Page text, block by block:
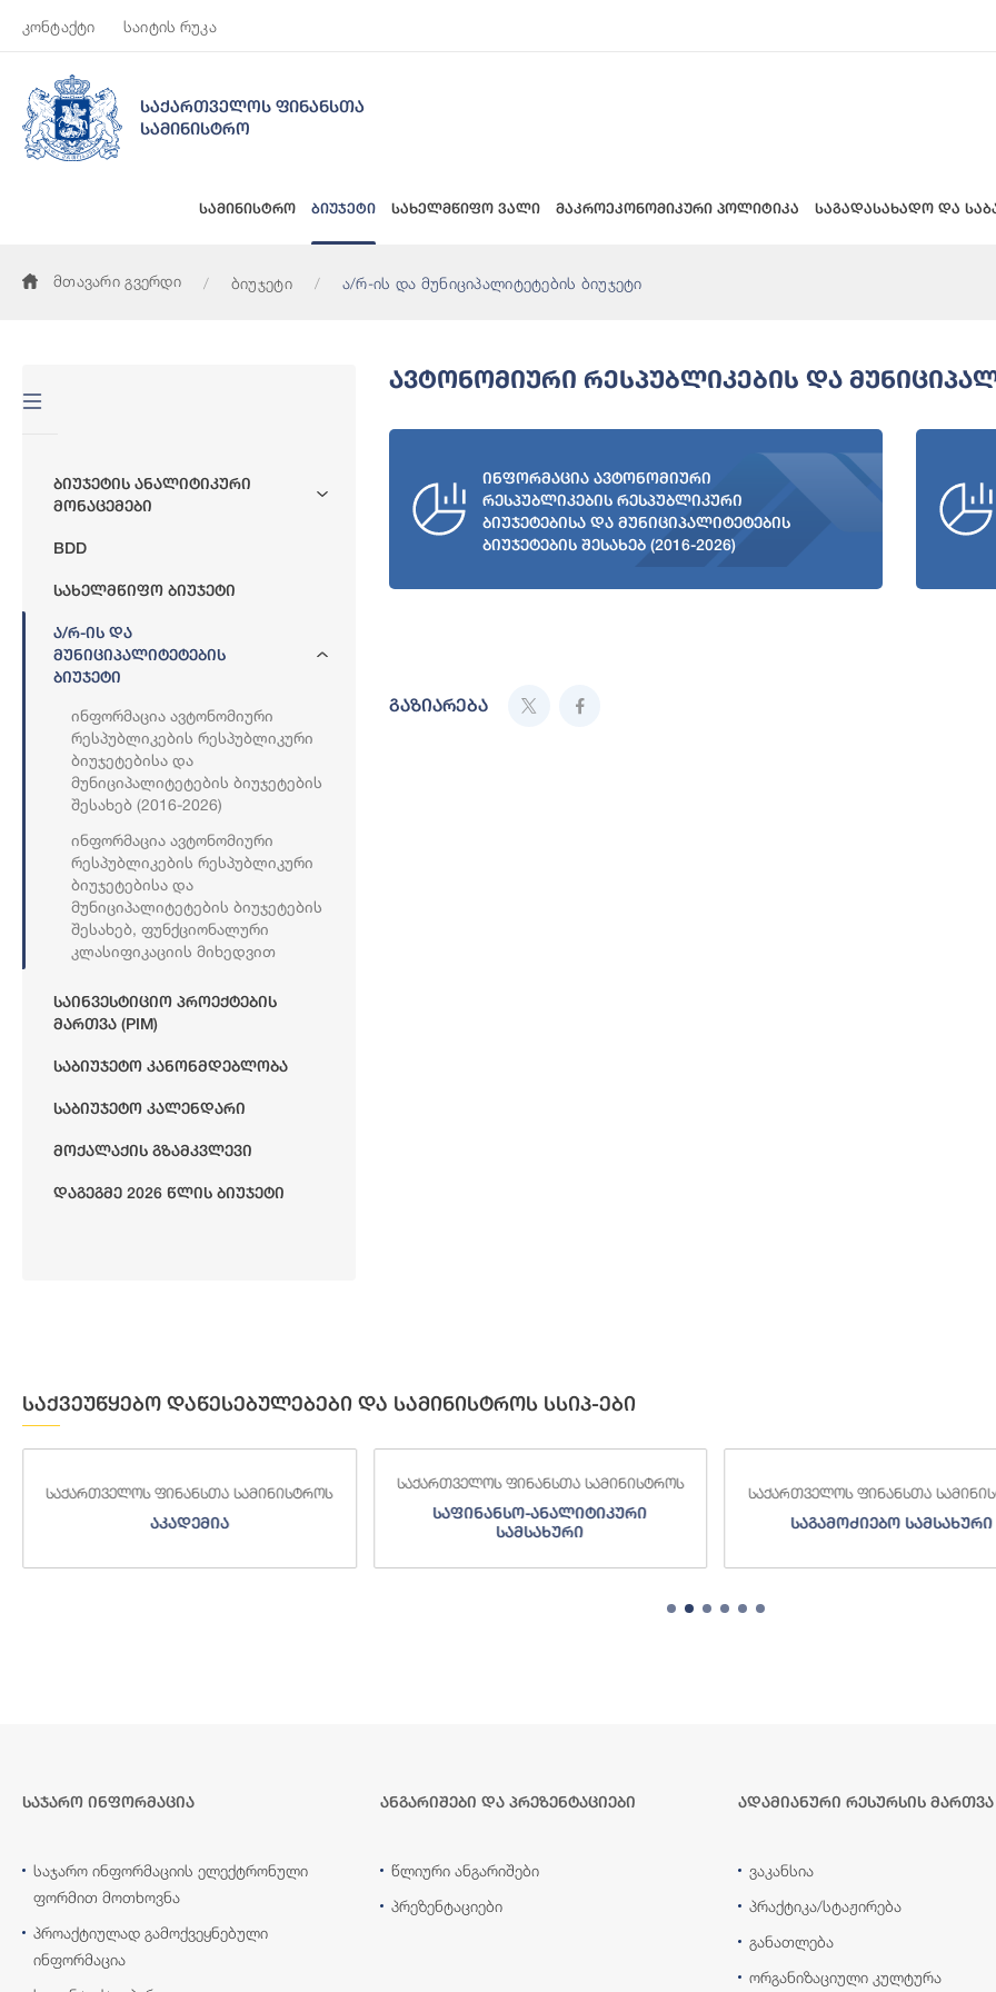
კონტაქტი საიტის რუკა
საქართველოს ფინანსთა
სამინისტრო
სამინისტრო ბიუჯეტი სახელმწიფო ვალი მაკროეკონომიკური პოლიტიკა საგადასახადო და
მთავარი გვერდი ბიუჯეტი ა/რ-ის და მუნიციპალიტეტების ბიუჯეტი
Ბიუჯეტის Ანალიტიკური
Მონაცემები
BDD
Სახელმწიფო Ბიუჯეტი
Ა/რ-Ის Და
Მუნიციპალიტეტების
Ბიუჯეტი
Ინფორმაცია Ავტონომიური
Რესპუბლიკების Რესპუბლიკური
Ბიუჯეტებისა Და
Მუნიციპალიტეტების Ბიუჯეტების
Შესახებ (2016-2026)
Ინფორმაცია Ავტონომიური
Რესპუბლიკების Რესპუბლიკური
Ბიუჯეტებისა Და
Მუნიციპალიტეტების Ბიუჯეტების
Შესახებ, Ფუნქციონალური
Კლასიფიკაციის Მიხედვით
Საინვესტიციო Პროექტების
Მართვა (PIM)
Საბიუჯეტო Კანონმდებლობა
Საბიუჯეტო Კალენდარი
Მოქალაქის Გზამკვლევი
Დაგეგმე 2026 Წლის Ბიუჯეტი
Ავტონომიური Რესპუბლიკების Და
ინფორმაცია ავტონომიური
რესპუბლიკების რესპუბლიკური
ბიუჯეტებისა და მუნიციპალიტეტების
ბიუჯეტების შესახებ (2016-2026)
გაზიარება
საქვეუწყებო დაწესებულებები და სამინისტროს სსიპ-ები
საქართველოს ფინანსთა სამინისტროს
აკადემია
საქართველოს ფინანსთა სამინისტროს
საფინანსო-ანალიტიკური
სამსახური
საქართველოს ფინანსთა
საგამოძიებო სამსახური
საჯარო ინფორმაცია
საჯარო ინფორმაციის ელექტრონული
ფორმით მოთხოვნა
პროაქტიულად გამოქვეყნებული
ინფორმაცია
ანგარიშები და პრეზენტაციები
წლიური ანგარიშები
პრეზენტაციები
ადამიანური რესურსის მართვა
ვაკანსია
პრაქტიკა/სტაჟირება
განათლება
ორგანიზაციული კულტურა